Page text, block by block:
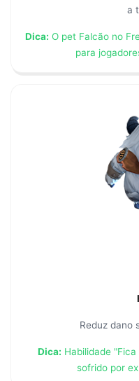
a
Dica: O pet Falcão no
para
Reduz dano
Dica: Habilidade
sofrido por